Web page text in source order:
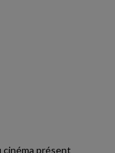
cinéma présent